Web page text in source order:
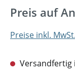
Preis auf
Preise inkl.
Versandfertig